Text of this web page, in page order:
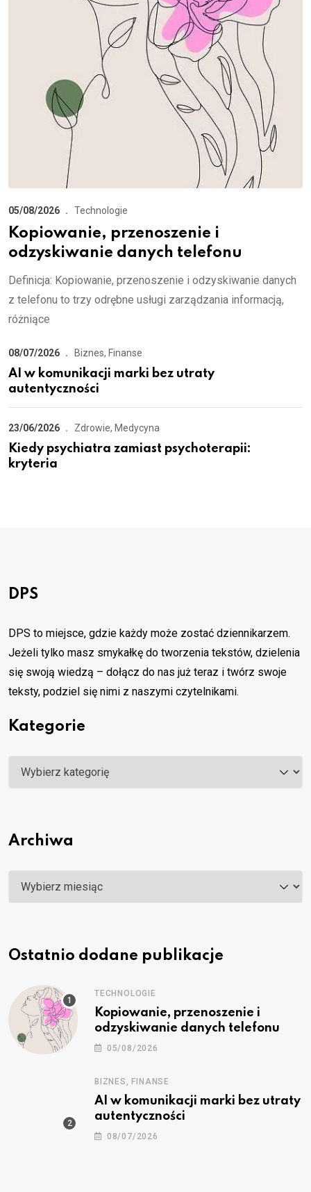
05/08/2026 Technologie
Kopiowanie, przenoszenie i
odzyskiwanie danych telefonu
Definicja: Kopiowanie, przenoszenie i odzyskiwanie danych
z telefonu to trzy odrębne usługi zarządzania informacją,
różniące
08/07/2026 Biznes, Finanse
AI w komunikacji marki bez utraty
autentyczności
23/06/2026 Zdrowie, Medycyna
Kiedy psychiatra zamiast psychoterapii:
kryteria
DPS
DPS to miejsce, gdzie każdy może zostać dziennikarzem.
Jeżeli tylko masz smykałkę do tworzenia tekstów, dzielenia
się swoją wiedzą – dołącz do nas już teraz i twórz swoje
teksty, podziel się nimi z naszymi czytelnikami.
Kategorie
Kategorie
Archiwa
Archiwa
Ostatnio dodane publikacje
TECHNOLOGIE
Kopiowanie, przenoszenie i
odzyskiwanie danych telefonu
05/08/2026
BIZNES, FINANSE
AI w komunikacji marki bez utraty
autentyczności
08/07/2026